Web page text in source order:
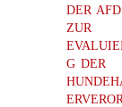
DER AFD
ZUR
G DER